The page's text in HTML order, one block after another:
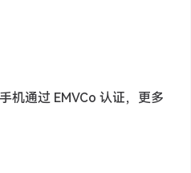
机通过 EMVCo 认证，更多